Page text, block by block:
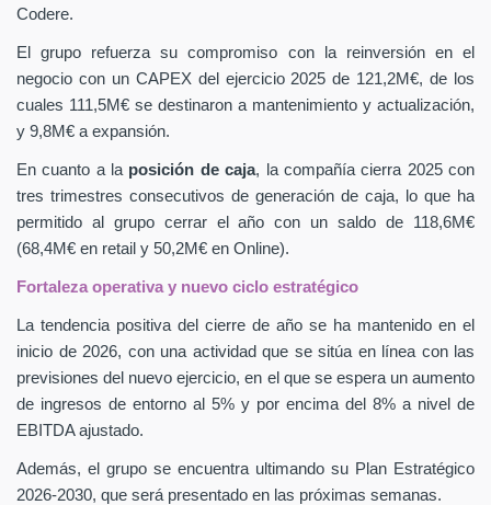
Codere.
El grupo refuerza su compromiso con la reinversión en el
negocio con un CAPEX del ejercicio 2025 de 121,2M€, de los
cuales 111,5M€ se destinaron a mantenimiento y actualización,
y 9,8M€ a expansión.
En cuanto a la posición de caja, la compañía cierra 2025 con
tres trimestres consecutivos de generación de caja, lo que ha
permitido al grupo cerrar el año con un saldo de 118,6M€
(68,4M€ en retail y 50,2M€ en Online).
Fortaleza operativa y nuevo ciclo estratégico
La tendencia positiva del cierre de año se ha mantenido en el
inicio de 2026, con una actividad que se sitúa en línea con las
previsiones del nuevo ejercicio, en el que se espera un aumento
de ingresos de entorno al 5% y por encima del 8% a nivel de
EBITDA ajustado.
Además, el grupo se encuentra ultimando su Plan Estratégico
2026-2030, que será presentado en las próximas semanas.